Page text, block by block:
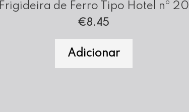
Frigideira de Ferro Tipo Hotel nº 20
€8.45
Adicionar